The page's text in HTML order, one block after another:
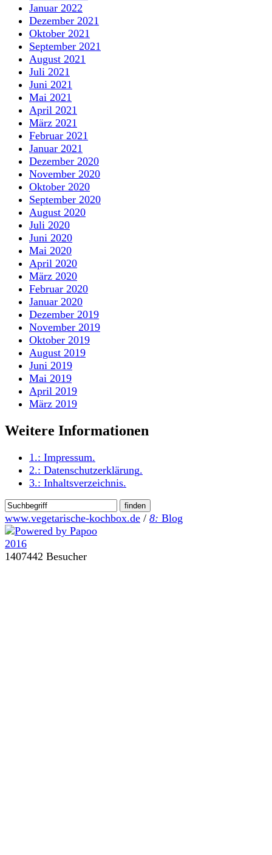
Januar 2022
Dezember 2021
Oktober 2021
September 2021
August 2021
Juli 2021
Juni 2021
Mai 2021
April 2021
März 2021
Februar 2021
Januar 2021
Dezember 2020
November 2020
Oktober 2020
September 2020
August 2020
Juli 2020
Juni 2020
Mai 2020
April 2020
März 2020
Februar 2020
Januar 2020
Dezember 2019
November 2019
Oktober 2019
August 2019
Juni 2019
Mai 2019
April 2019
März 2019
Weitere Informationen
1.: Impressum.
2.: Datenschutzerklärung.
3.: Inhaltsverzeichnis.
www.vegetarische-kochbox.de / 8: Blog
1407442 Besucher